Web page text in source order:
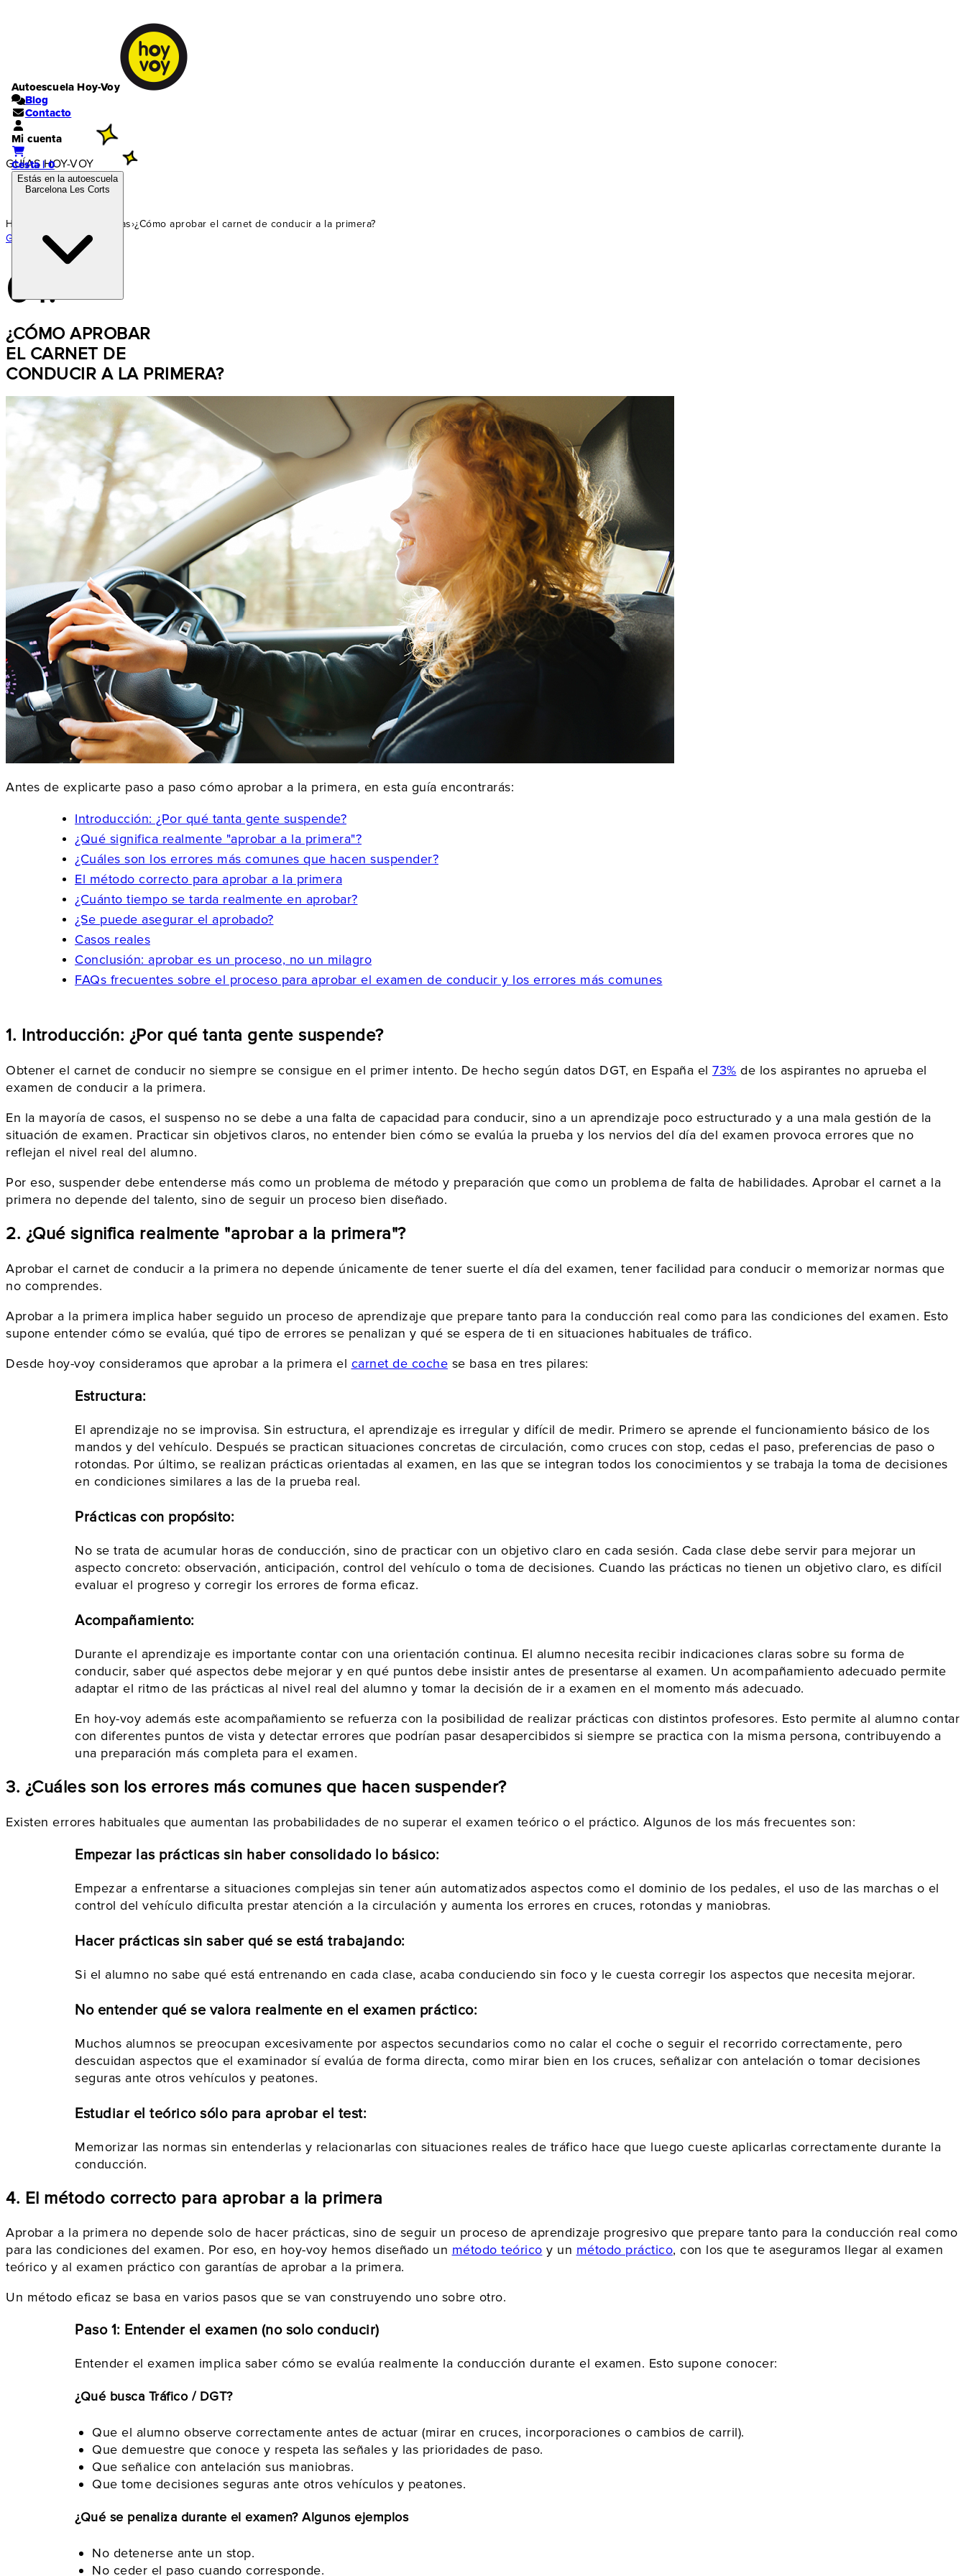
Autoescuela Hoy-Voy
Blog
Contacto
Mi cuenta
Cesta | 0
Estás en la autoescuela
Barcelona Les Corts
GUÍAS HOY-VOY
Home Guías›¿Cómo aprobar el carnet de conducir a la primera?
Guía siguiente ›
01.
¿CÓMO APROBAR
EL CARNET DE
CONDUCIR A LA PRIMERA?
Antes de explicarte paso a paso cómo aprobar a la primera, en esta guía encontrarás:
Introducción: ¿Por qué tanta gente suspende?
¿Qué significa realmente "aprobar a la primera"?
¿Cuáles son los errores más comunes que hacen suspender?
El método correcto para aprobar a la primera
¿Cuánto tiempo se tarda realmente en aprobar?
¿Se puede asegurar el aprobado?
Casos reales
Conclusión: aprobar es un proceso, no un milagro
FAQs frecuentes sobre el proceso para aprobar el examen de conducir y los errores más comunes
1. Introducción: ¿Por qué tanta gente suspende?
Obtener el carnet de conducir no siempre se consigue en el primer intento. De hecho según datos DGT, en España el 73% de los aspirantes no aprueba el
examen de conducir a la primera.
En la mayoría de casos, el suspenso no se debe a una falta de capacidad para conducir, sino a un aprendizaje poco estructurado y a una mala gestión de la
situación de examen. Practicar sin objetivos claros, no entender bien cómo se evalúa la prueba y los nervios del día del examen provoca errores que no
reflejan el nivel real del alumno.
Por eso, suspender debe entenderse más como un problema de método y preparación que como un problema de falta de habilidades. Aprobar el carnet a la
primera no depende del talento, sino de seguir un proceso bien diseñado.
2. ¿Qué significa realmente "aprobar a la primera"?
Aprobar el carnet de conducir a la primera no depende únicamente de tener suerte el día del examen, tener facilidad para conducir o memorizar normas que
no comprendes.
Aprobar a la primera implica haber seguido un proceso de aprendizaje que prepare tanto para la conducción real como para las condiciones del examen. Esto
supone entender cómo se evalúa, qué tipo de errores se penalizan y qué se espera de ti en situaciones habituales de tráfico.
Desde hoy-voy consideramos que aprobar a la primera el carnet de coche se basa en tres pilares:
Estructura:
El aprendizaje no se improvisa. Sin estructura, el aprendizaje es irregular y difícil de medir. Primero se aprende el funcionamiento básico de los
mandos y del vehículo. Después se practican situaciones concretas de circulación, como cruces con stop, cedas el paso, preferencias de paso o
rotondas. Por último, se realizan prácticas orientadas al examen, en las que se integran todos los conocimientos y se trabaja la toma de decisiones
en condiciones similares a las de la prueba real.
Prácticas con propósito:
No se trata de acumular horas de conducción, sino de practicar con un objetivo claro en cada sesión. Cada clase debe servir para mejorar un
aspecto concreto: observación, anticipación, control del vehículo o toma de decisiones. Cuando las prácticas no tienen un objetivo claro, es difícil
evaluar el progreso y corregir los errores de forma eficaz.
Acompañamiento:
Durante el aprendizaje es importante contar con una orientación continua. El alumno necesita recibir indicaciones claras sobre su forma de
conducir, saber qué aspectos debe mejorar y en qué puntos debe insistir antes de presentarse al examen. Un acompañamiento adecuado permite
adaptar el ritmo de las prácticas al nivel real del alumno y tomar la decisión de ir a examen en el momento más adecuado.
En hoy-voy además este acompañamiento se refuerza con la posibilidad de realizar prácticas con distintos profesores. Esto permite al alumno contar
con diferentes puntos de vista y detectar errores que podrían pasar desapercibidos si siempre se practica con la misma persona, contribuyendo a
una preparación más completa para el examen.
3. ¿Cuáles son los errores más comunes que hacen suspender?
Existen errores habituales que aumentan las probabilidades de no superar el examen teórico o el práctico. Algunos de los más frecuentes son:
Empezar las prácticas sin haber consolidado lo básico:
Empezar a enfrentarse a situaciones complejas sin tener aún automatizados aspectos como el dominio de los pedales, el uso de las marchas o el
control del vehículo dificulta prestar atención a la circulación y aumenta los errores en cruces, rotondas y maniobras.
Hacer prácticas sin saber qué se está trabajando:
Si el alumno no sabe qué está entrenando en cada clase, acaba conduciendo sin foco y le cuesta corregir los aspectos que necesita mejorar.
No entender qué se valora realmente en el examen práctico:
Muchos alumnos se preocupan excesivamente por aspectos secundarios como no calar el coche o seguir el recorrido correctamente, pero
descuidan aspectos que el examinador sí evalúa de forma directa, como mirar bien en los cruces, señalizar con antelación o tomar decisiones
seguras ante otros vehículos y peatones.
Estudiar el teórico sólo para aprobar el test:
Memorizar las normas sin entenderlas y relacionarlas con situaciones reales de tráfico hace que luego cueste aplicarlas correctamente durante la
conducción.
4. El método correcto para aprobar a la primera
Aprobar a la primera no depende solo de hacer prácticas, sino de seguir un proceso de aprendizaje progresivo que prepare tanto para la conducción real como
para las condiciones del examen. Por eso, en hoy-voy hemos diseñado un método teórico y un método práctico, con los que te aseguramos llegar al examen
teórico y al examen práctico con garantías de aprobar a la primera.
Un método eficaz se basa en varios pasos que se van construyendo uno sobre otro.
Paso 1: Entender el examen (no solo conducir)
Entender el examen implica saber cómo se evalúa realmente la conducción durante el examen. Esto supone conocer:
¿Qué busca Tráfico / DGT?
Que el alumno observe correctamente antes de actuar (mirar en cruces, incorporaciones o cambios de carril).
Que demuestre que conoce y respeta las señales y las prioridades de paso.
Que señalice con antelación sus maniobras.
Que tome decisiones seguras ante otros vehículos y peatones.
¿Qué se penaliza durante el examen? Algunos ejemplos
No detenerse ante un stop.
No ceder el paso cuando corresponde.